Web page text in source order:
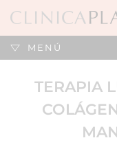
MENÚ
TERAPIA